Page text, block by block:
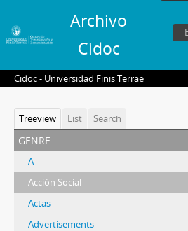
Archivo
Cidoc
Cidoc - Universidad Finis Terrae
Treeview List Search
genre
A
Acción Social
Actas
Advertisements